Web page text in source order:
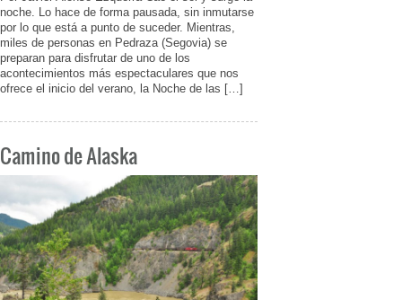
noche. Lo hace de forma pausada, sin inmutarse
por lo que está a punto de suceder. Mientras,
miles de personas en Pedraza (Segovia) se
preparan para disfrutar de uno de los
acontecimientos más espectaculares que nos
ofrece el inicio del verano, la Noche de las […]
Camino de Alaska